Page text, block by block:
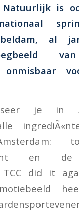
Natuurlijk is
al
onmisbaar
je in
en
TCC did it